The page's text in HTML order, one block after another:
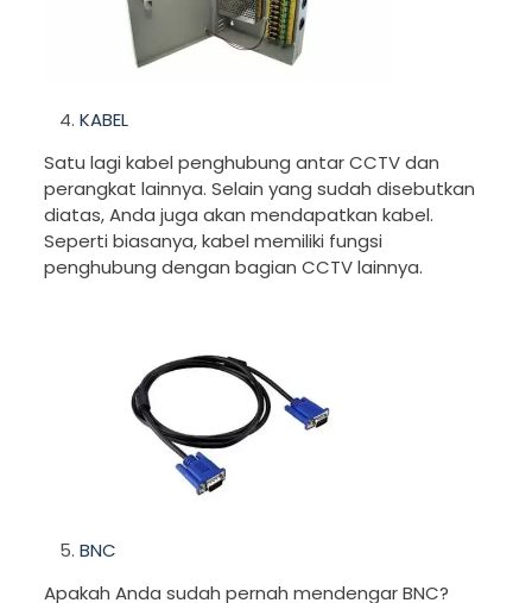
KABEL
Satu lagi kabel penghubung antar CCTV dan
perangkat lainnya. Selain yang sudah disebutkan
diatas, Anda juga akan mendapatkan kabel.
Seperti biasanya, kabel memiliki fungsi
penghubung dengan bagian CCTV lainnya.
BNC
Apakah Anda sudah pernah mendengar BNC?